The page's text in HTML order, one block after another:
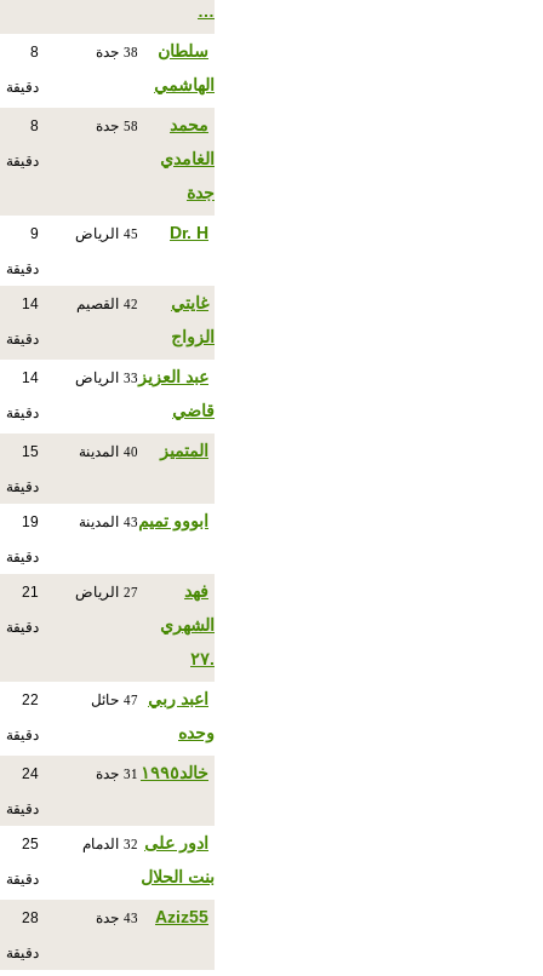
…
سلطان
الهاشمي
38 جدة 8
دقيقة
محمد
الغامدي
جدة
58 جدة 8
دقيقة
Dr. H
45 الرياض 9
دقيقة
غايتي
الزواج
42 القصيم 14
دقيقة
عبد العزيز
قاضي
33 الرياض 14
دقيقة
المتميز 40 المدينة 15
دقيقة
ابووو تميم43 المدينة 19
دقيقة
فهد
الشهري
.٢٧
27 الرياض 21
دقيقة
اعبد ربي
وحده
47 حائل 22
دقيقة
خالد١٩٩٥ 31 جدة 24
دقيقة
ادور على
بنت الحلال
32 الدمام 25
دقيقة
Aziz55
43 جدة 28
دقيقة